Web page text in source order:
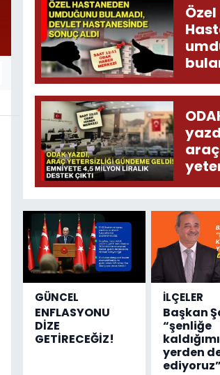
Özel
araç
4,5
çıktı
GÜNCEL
ENFLASYONU
DİZE
GETİRECEĞİZ!
İLÇELER
Başkan
“şenliğe
yerden
ediyoruz”